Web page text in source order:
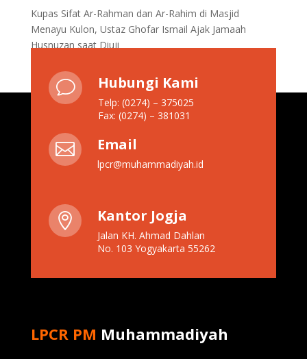
Kupas Sifat Ar-Rahman dan Ar-Rahim di Masjid
Menayu Kulon, Ustaz Ghofar Ismail Ajak Jamaah
Husnuzan saat Diuji
v Hubungi Kami
Telp: (0274) – 375025
Fax: (0274) – 381031
 Email
lpcr@muhammadiyah.id
 Kantor Jogja
Jalan KH. Ahmad Dahlan
No. 103 Yogyakarta 55262
LPCR PM Muhammadiyah